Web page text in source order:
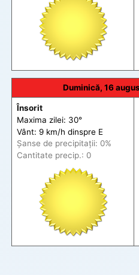
Duminică, 16
Însorit
Maxima zilei: 30°
Vânt: 9 km/h dinspre E
Șanse de precipitații: 0%
Cantitate precip.: 0